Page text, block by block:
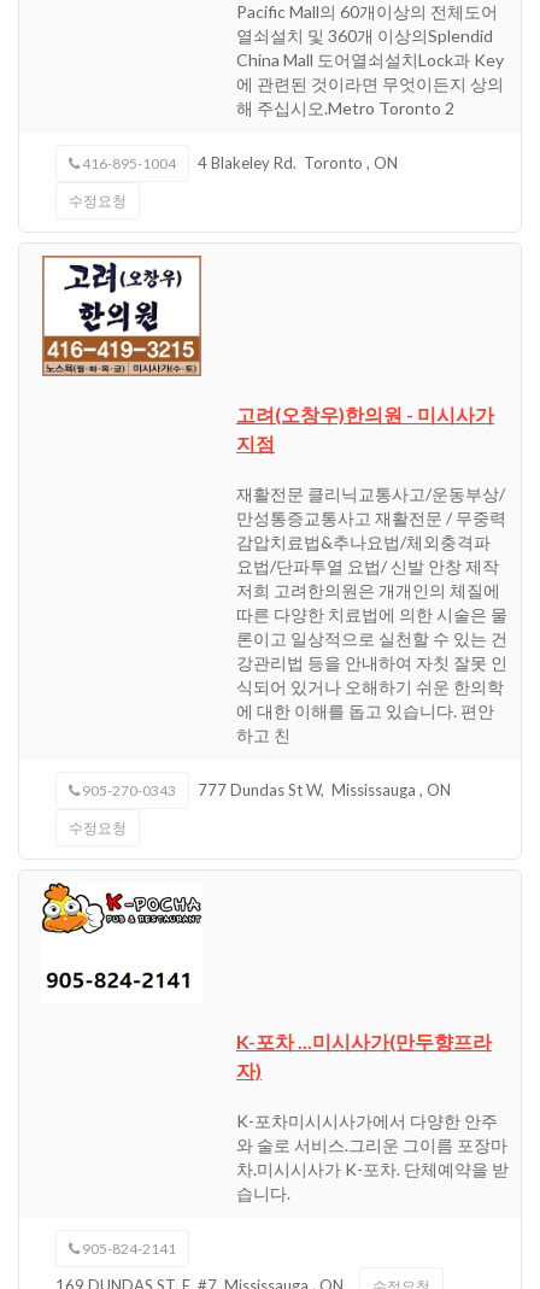
Pacific Mall의 60개이상의 전체도어
열쇠설치 및 360개 이상의Splendid
China Mall 도어열쇠설치Lock과 Key
에 관련된 것이라면 무엇이든지 상의
해 주십시오.Metro Toronto 2
416-895-1004 4 Blakeley Rd. Toronto , ON
수정요청
고려(오창우)한의원 - 미시사가
지점
재활전문 클리닉교통사고/운동부상/
만성통증교통사고 재활전문 / 무중력
감압치료법&추나요법/체외충격파
요법/단파투열 요법/ 신발 안창 제작
저희 고려한의원은 개개인의 체질에
따른 다양한 치료법에 의한 시술은 물
론이고 일상적으로 실천할 수 있는 건
강관리법 등을 안내하여 자칫 잘못 인
식되어 있거나 오해하기 쉬운 한의학
에 대한 이해를 돕고 있습니다. 편안
하고 친
905-270-0343 777 Dundas St W, Mississauga , ON
수정요청
K-포차 ...미시사가(만두향프라
자)
K-포차미시시사가에서 다양한 안주
와 술로 서비스.그리운 그이름 포장마
차.미시시사가 K-포차. 단체예약을 받
습니다.
905-824-2141